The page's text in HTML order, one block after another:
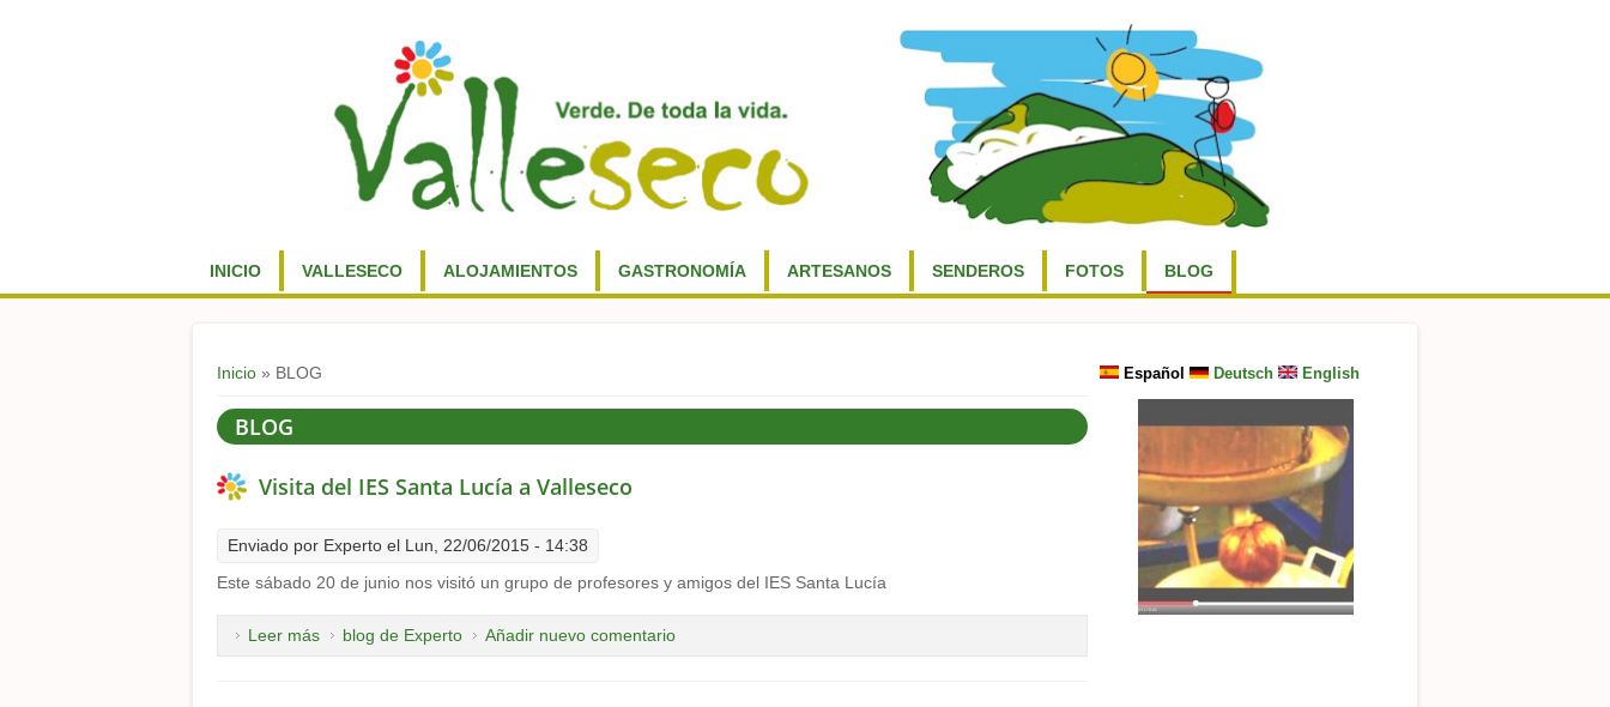
INICIO VALLESECO ALOJAMIENTOS GASTRONOMÍA ARTESANOS SENDEROS FOTOS BLOG
Usted está aquí
Inicio » BLOG
BLOG
Visita del IES Santa Lucía a Valleseco
Enviado por Experto el Lun, 22/06/2015 - 14:38
Este sábado 20 de junio nos visitó un grupo de profesores y amigos del IES Santa Lucía
Leer más sobre Visita del IES Santa Lucía a Valleseco
blog de Experto Añadir nuevo comentario
Español Deutsch English